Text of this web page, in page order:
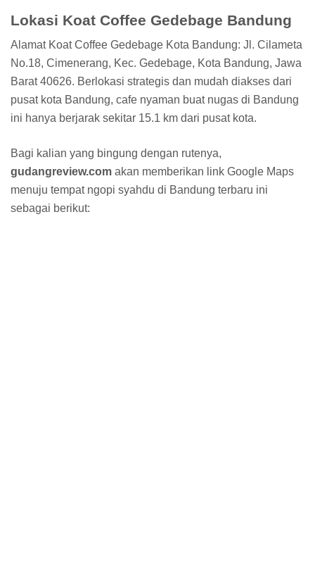
Lokasi Koat Coffee Gedebage Bandung
Alamat Koat Coffee Gedebage Kota Bandung: Jl. Cilameta
No.18, Cimenerang, Kec. Gedebage, Kota Bandung, Jawa
Barat 40626. Berlokasi strategis dan mudah diakses dari
pusat kota Bandung, cafe nyaman buat nugas di Bandung
ini hanya berjarak sekitar 15.1 km dari pusat kota.
Bagi kalian yang bingung dengan rutenya,
gudangreview.com akan memberikan link Google Maps
menuju tempat ngopi syahdu di Bandung terbaru ini
sebagai berikut: